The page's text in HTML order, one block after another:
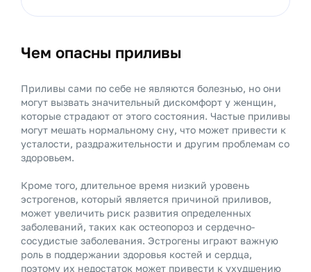
Чем опасны приливы
Приливы сами по себе не являются болезнью, но они
могут вызвать значительный дискомфорт у женщин,
которые страдают от этого состояния. Частые приливы
могут мешать нормальному сну, что может привести к
усталости, раздражительности и другим проблемам со
здоровьем.
Кроме того, длительное время низкий уровень
эстрогенов, который является причиной приливов,
может увеличить риск развития определенных
заболеваний, таких как остеопороз и сердечно-
сосудистые заболевания. Эстрогены играют важную
роль в поддержании здоровья костей и сердца,
поэтому их недостаток может привести к ухудшению